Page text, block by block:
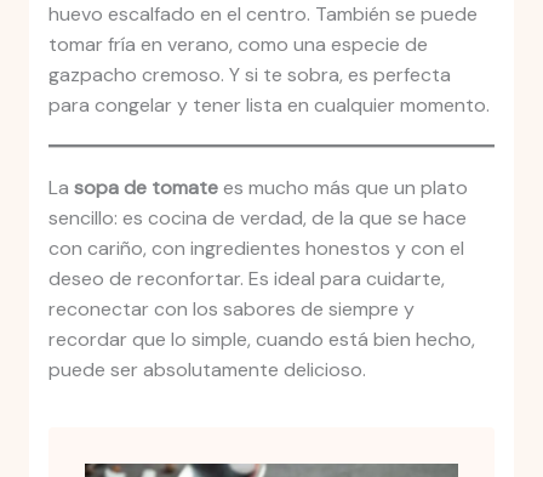
huevo escalfado en el centro. También se puede
tomar fría en verano, como una especie de
gazpacho cremoso. Y si te sobra, es perfecta
para congelar y tener lista en cualquier momento.
La sopa de tomatees mucho más que un plato
sencillo: es cocina de verdad, de la que se hace
con cariño, con ingredientes honestos y con el
deseo de reconfortar. Es ideal para cuidarte,
reconectar con los sabores de siempre y
recordar que lo simple, cuando está bien hecho,
puede ser absolutamente delicioso.